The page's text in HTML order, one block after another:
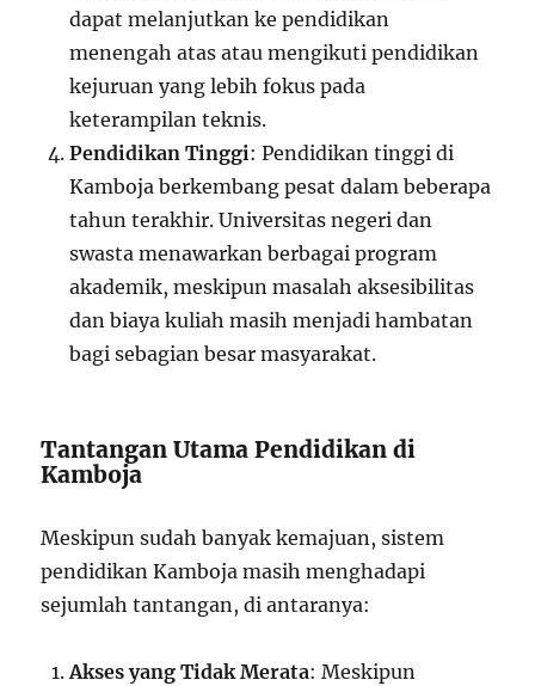
dapat melanjutkan ke pendidikan
menengah atas atau mengikuti pendidikan
kejuruan yang lebih fokus pada
keterampilan teknis.
Pendidikan Tinggi: Pendidikan tinggi di
Kamboja berkembang pesat dalam beberapa
tahun terakhir. Universitas negeri dan
swasta menawarkan berbagai program
akademik, meskipun masalah aksesibilitas
dan biaya kuliah masih menjadi hambatan
bagi sebagian besar masyarakat.
Tantangan Utama Pendidikan di
Kamboja
Meskipun sudah banyak kemajuan, sistem
pendidikan Kamboja masih menghadapi
sejumlah tantangan, di antaranya:
Akses yang Tidak Merata: Meskipun